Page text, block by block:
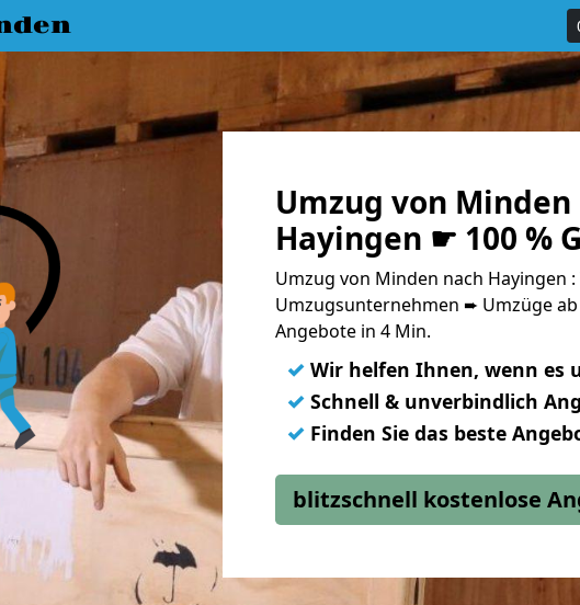
Umzug von Minden
Hayingen ☛ 100 %
Umzug von Minden nach Hayingen :
Umzugsunternehmen ➨ Umzüge ab
Angebote in 4 Min.
✓ Wir helfen Ihnen, wenn es
✓ Schnell & unverbindlich
✓ Finden Sie das beste
blitzschnell kostenlose